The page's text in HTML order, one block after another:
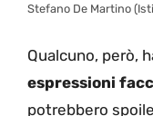
Stefano De Martino
Qualcuno, però,
espressioni
potrebbero